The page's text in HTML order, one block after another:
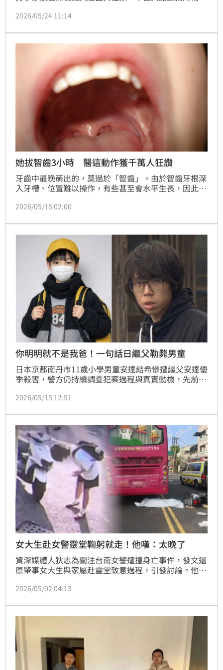
人全都還在熟睡中，整起過程全被監視器拍下，讓屋主
生衝突，後果真的不敢想像！」
2026/05/24 11:14
她拔智齒3小時 醫這動作獲千萬人狂讚
牙齒中最晚萌出的，莫過於「智齒」。由於智齒牙根深
入牙槽、位置難以操作，有些甚至會水平生長，因此拔
若真的長出來，拔牙後麻醉退去的疼痛，往往令人苦不
到手術時間比預期多出整整2小時，事後牙醫甚至堅持
不收費，理由曝光後讓大批網友驚訝不已。
2026/05/16 02:00
你明明就不是我爸！一句話日繼父勒斃男童
日本京都南丹市11歲小學男童安達結希慘遭繼父安達優
季殺害，警方仍持續調查犯案過程與真實動機，先前曾
文春》今（12日）更指出，疑似因為結希脫口說出「你
而將他帶到附近一處公廁勒斃並棄屍。
2026/05/13 12:51
女大生赴女警靈堂鞠躬就走！他嘆：太晚了
資深媒體人狄志為關注台南女警遭撞身亡事件，發文還
原肇事女大生與家屬赴靈堂致意過程，引發討論。他指
但整體過程卻讓家屬直言「感受不到誠意」，甚至女警
「有些傷，是一輩子的」。
2026/05/02 04:13